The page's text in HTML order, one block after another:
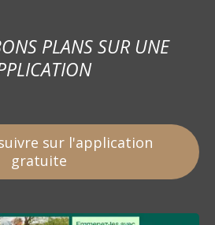
PLANS SUR UNE
sur l'application
gratuite